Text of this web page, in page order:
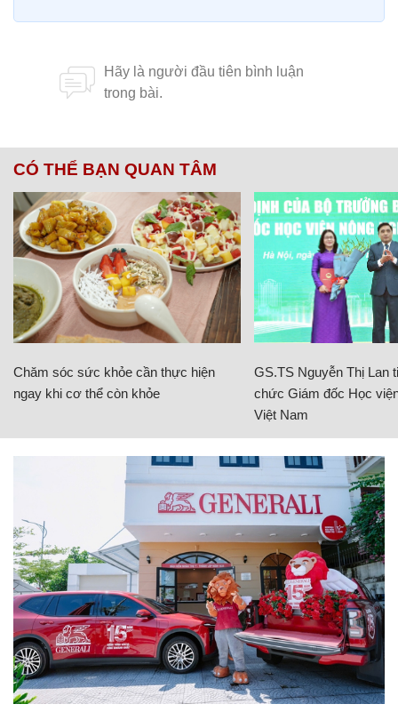
CÓ THỂ BẠN QUAN TÂM
Chăm sóc sức khỏe cần thực hiện
ngay khi cơ thể còn khỏe
GS.TS Nguyễn Thị Lan
chức Giám đốc Học
Việt Nam